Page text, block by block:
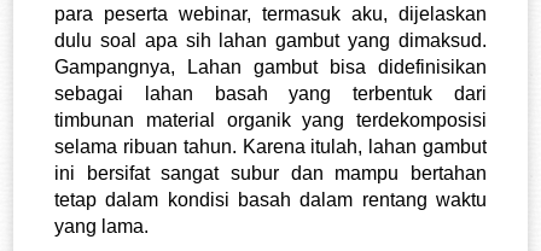
para peserta webinar, termasuk aku, dijelaskan
dulu soal apa sih lahan gambut yang dimaksud.
Gampangnya, Lahan gambut bisa didefinisikan
sebagai lahan basah yang terbentuk dari
timbunan material organik yang terdekomposisi
selama ribuan tahun. Karena itulah, lahan gambut
ini bersifat sangat subur dan mampu bertahan
tetap dalam kondisi basah dalam rentang waktu
yang lama.